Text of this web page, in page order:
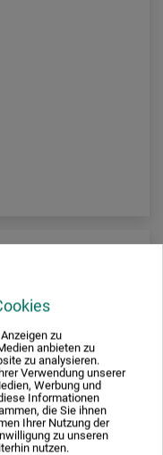
zu
anbieten zu
zu analysieren.
Verwendung unserer
Werbung und
Informationen
die Sie ihnen
Ihrer Nutzung der
zu unseren
nutzen.